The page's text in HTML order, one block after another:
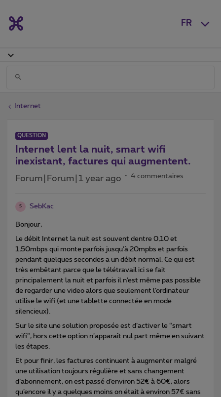
FR
Internet
QUESTION
Internet lent la nuit, smart wifi
inexistant, factures qui augmentent.
Forum|Forum|1 year ago 4 commentaires
S SebKac
Bonjour,
Le débit Internet la nuit est souvent dentre 0,10 et
1,50mbps qui monte parfois jusqu’à 20mpbs et parfois
pendant quelques secondes a un débit normal. Ce qui est
très embêtant parce que le télétravail ici se fait
principalement la nuit et parfois il n’est même pas possible
de regarder une video alors que seulement l’ordinateur
utilise le wifi (et une tablette connectée en mode
silencieux).
Sur le site une solution proposée est d’activer le “smart
wifi”, hors cette option n’apparaît nul part même en suivant
les étapes.
Et pour finir, les factures continuent à augmenter malgré
une utilisation toujours régulière et sans changement
d’abonnement, on est passé d’environ 52€ à 60€, alors
qu’encore il y a quelques moins on était à environ 57€ sans